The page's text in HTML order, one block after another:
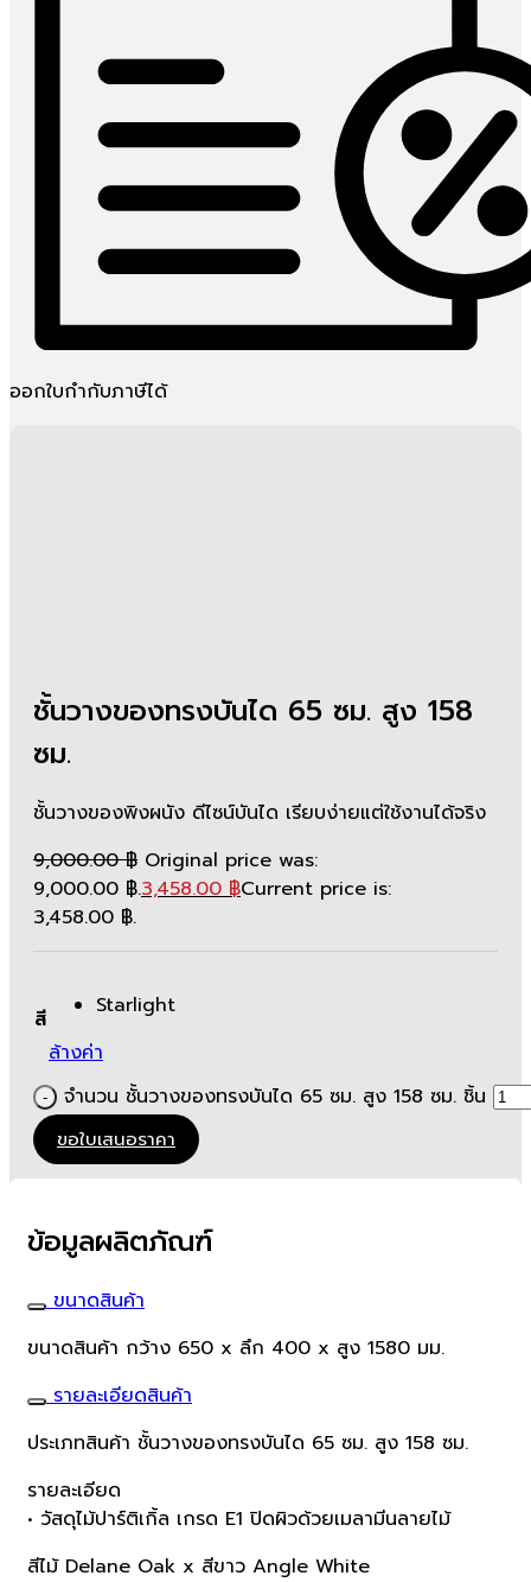
ออกใบกำกับภาษีได้
ชั้นวางของทรงบันได 65 ซม. สูง 158
ซม.
ชั้นวางของพิงผนัง ดีไซน์บันได เรียบง่ายแต่ใช้งานได้จริง
9,000.00฿ Original price was:
9,000.00 ฿.3,458.00฿Current price is:
3,458.00 ฿.
สี
Starlight
ล้างค่า
จำนวน ชั้นวางของทรงบันได 65 ซม. สูง 158 ซม. ชิ้น
ขอใบเสนอราคา
ข้อมูลผลิตภัณฑ์
ขนาดสินค้า
ขนาดสินค้า กว้าง 650 x ลึก 400 x สูง 1580 มม.
รายละเอียดสินค้า
ประเภทสินค้า ชั้นวางของทรงบันได 65 ซม. สูง 158 ซม.
รายละเอียด
• วัสดุไม้ปาร์ติเกิ้ล เกรด E1 ปิดผิวด้วยเมลามีนลายไม้
สีไม้ Delane Oak x สีขาว Angle White